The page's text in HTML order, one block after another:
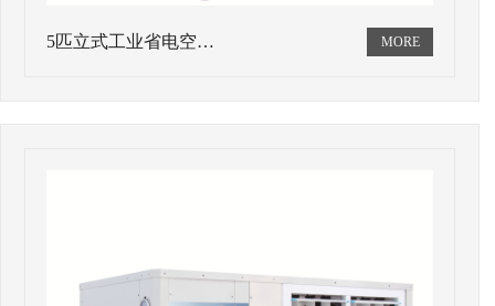
5匹立式工业省电空…